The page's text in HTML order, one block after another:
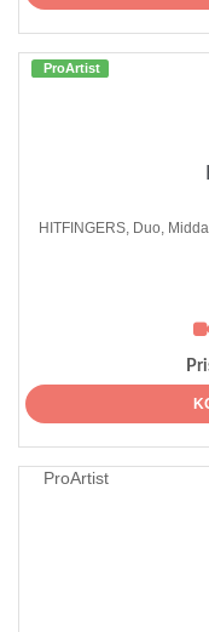
ProArtist
HITFINGERS, Duo,
ProArtist